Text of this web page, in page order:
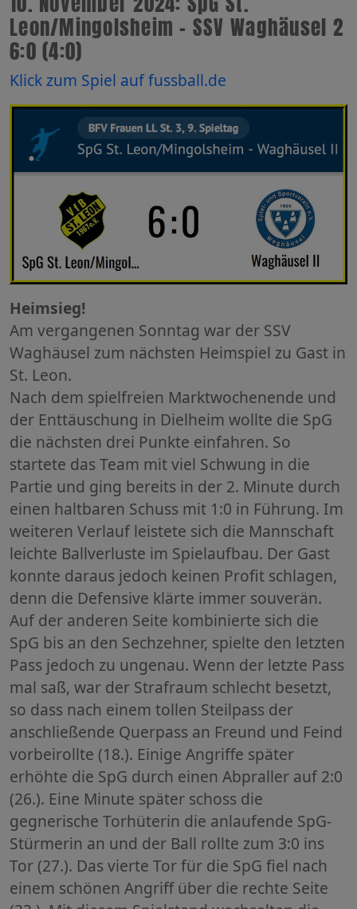
Leon/Mingolsheim - SSV Waghäusel 2
6:0 (4:0)
Klick zum Spiel auf fussball.de
Heimsieg!
Am vergangenen Sonntag war der SSV
Waghäusel zum nächsten Heimspiel zu Gast in
St. Leon.
Nach dem spielfreien Marktwochenende und
der Enttäuschung in Dielheim wollte die SpG
die nächsten drei Punkte einfahren. So
startete das Team mit viel Schwung in die
Partie und ging bereits in der 2. Minute durch
einen haltbaren Schuss mit 1:0 in Führung. Im
weiteren Verlauf leistete sich die Mannschaft
leichte Ballverluste im Spielaufbau. Der Gast
konnte daraus jedoch keinen Profit schlagen,
denn die Defensive klärte immer souverän.
Auf der anderen Seite kombinierte sich die
SpG bis an den Sechzehner, spielte den letzten
Pass jedoch zu ungenau. Wenn der letzte Pass
mal saß, war der Strafraum schlecht besetzt,
so dass nach einem tollen Steilpass der
anschließende Querpass an Freund und Feind
vorbeirollte (18.). Einige Angriffe später
erhöhte die SpG durch einen Abpraller auf 2:0
(26.). Eine Minute später schoss die
gegnerische Torhüterin die anlaufende SpG-
Stürmerin an und der Ball rollte zum 3:0 ins
Tor (27.). Das vierte Tor für die SpG fiel nach
einem schönen Angriff über die rechte Seite